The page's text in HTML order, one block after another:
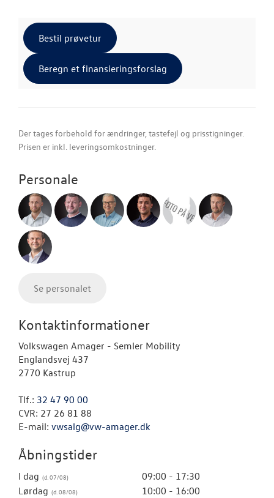
Bestil prøvetur
Beregn et finansieringsforslag
Der tages forbehold for ændringer, tastefejl og prisstigninger.
Prisen er inkl. leveringsomkostninger.
Personale
Se personalet
Kontaktinformationer
Volkswagen Amager - Semler Mobility
Englandsvej 437
2770 Kastrup
Tlf.: 32 47 90 00
CVR: 27 26 81 88
E-mail: vwsalg@vw-amager.dk
Åbningstider
I dag
09:00 - 17:30
Lørdag
10:00 - 16:00